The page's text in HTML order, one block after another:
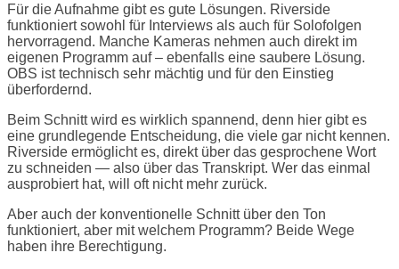
Für die Aufnahme gibt es gute Lösungen. Riverside
funktioniert sowohl für Interviews als auch für Solofolgen
hervorragend. Manche Kameras nehmen auch direkt im
eigenen Programm auf – ebenfalls eine saubere Lösung.
OBS ist technisch sehr mächtig und für den Einstieg
überfordernd.
Beim Schnitt wird es wirklich spannend, denn hier gibt es
eine grundlegende Entscheidung, die viele gar nicht kennen.
Riverside ermöglicht es, direkt über das gesprochene Wort
zu schneiden — also über das Transkript. Wer das einmal
ausprobiert hat, will oft nicht mehr zurück.
Aber auch der konventionelle Schnitt über den Ton
funktioniert, aber mit welchem Programm? Beide Wege
haben ihre Berechtigung.